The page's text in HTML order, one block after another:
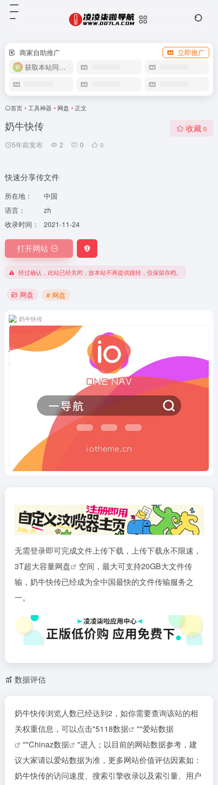
商家自助推广
立即推广
获取本站同款主题
首页 • 工具神器 • 网盘 • 正文
奶牛快传
5年前发布 2 0 0
收藏 0
快速分享传文件
所在地：
中国
语言：
zh
收录时间：
2021-11-24
打开网站
经过确认，此站已经关闭，故本站不再提供跳转，仅保留存档。
网盘 # 网盘
奶牛快传
无需登录即可完成文件上传下载，上传下载永不限速，
3T超大容量网盘
空间，最大可支持20GB大文件传
输，奶牛快传已经成为全中国最快的文件传输服务之
一。
数据评估
奶牛快传浏览人数已经达到2，如你需要查询该站的相
关权重信息，可以点击"5118数据 ""爱站数据
""Chinaz数据
"进入；以目前的网站数据参考，建
议大家请以爱站数据为准，更多网站价值评估因素如：
奶牛快传的访问速度、搜索引擎收录以及索引量、用户